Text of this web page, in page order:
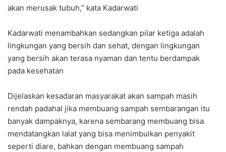
akan merusak tubuh,” kata Kadarwati
Kadarwati menambahkan sedangkan pilar ketiga adalah
lingkungan yang bersih dan sehat, dengan lingkungan
yang bersih akan terasa nyaman dan tentu berdampak
pada kesehatan
Dijelaskan kesadaran masyarakat akan sampah masih
rendah padahal jika membuang sampah sembarangan itu
banyak dampaknya, karena sembarang membuang bisa
mendatangkan lalat yang bisa menimbulkan penyakit
seperti diare, bahkan dengan membuang sampah